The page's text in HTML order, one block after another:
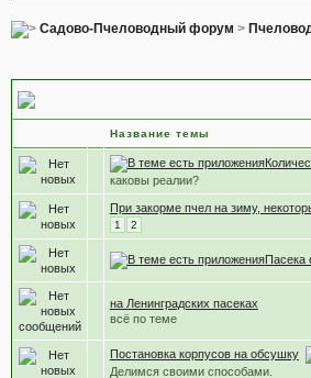
Садово-Пчеловодный форум >
Название темы
каковы реалии?
При закорме пчел на зиму,
1 2
Пасека
на Ленинградских пасеках
всё по теме
Постановка корпусов на обсушку
Делимся своими способами.